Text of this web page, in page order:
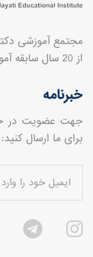
مجتمع آموزشی
از 20 سال سابقه آموزش
خبرنامه
جهت عضویت در
برای ما ارسال کنید: